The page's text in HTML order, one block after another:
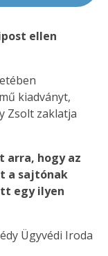
ellen
kiadványt,
Zsolt zaklatja
arra, hogy az
a sajtónak
egy ilyen
Ügyvédi Iroda